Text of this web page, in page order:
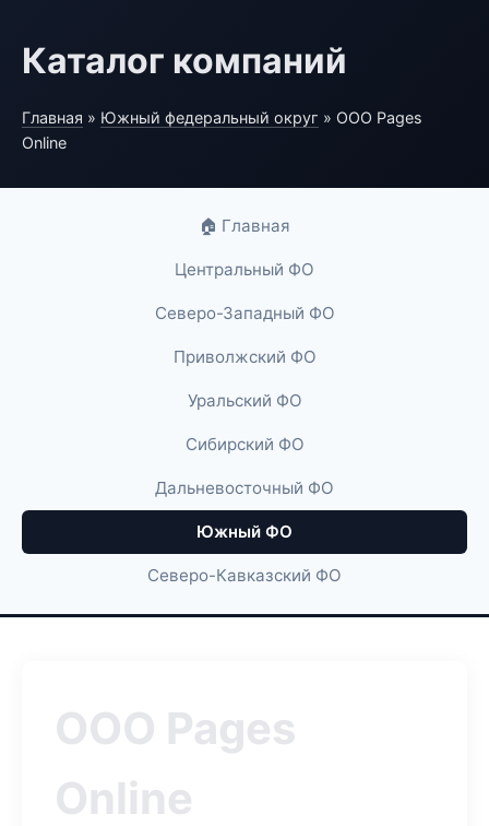
Каталог компаний
Главная » Южный федеральный округ » ООО Pages
Online
🏠 Главная
Центральный ФО
Северо-Западный ФО
Приволжский ФО
Уральский ФО
Сибирский ФО
Дальневосточный ФО
Южный ФО
Северо-Кавказский ФО
ООО Pages
Online